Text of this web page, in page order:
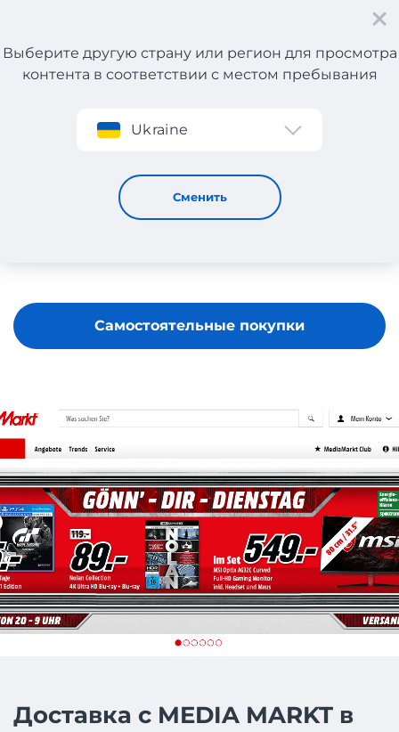
Регистрация
Выберите другую страну или регион для просмотра
контента в соответствии с местом пребывания
Ukraine
Сменить
MEDIA MARKT
Самостоятельные покупки
Доставка с MEDIA MARKT в